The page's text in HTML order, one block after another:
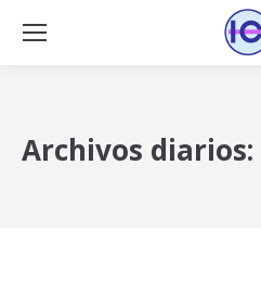
Archivos diarios: